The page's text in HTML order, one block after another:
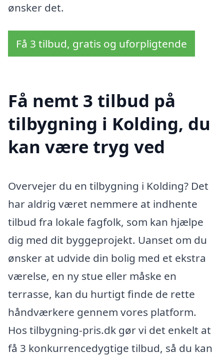
ønsker det.
Få 3 tilbud, gratis og uforpligtende
Få nemt 3 tilbud på
tilbygning i Kolding, du
kan være tryg ved
Overvejer du en tilbygning i Kolding? Det
har aldrig været nemmere at indhente
tilbud fra lokale fagfolk, som kan hjælpe
dig med dit byggeprojekt. Uanset om du
ønsker at udvide din bolig med et ekstra
værelse, en ny stue eller måske en
terrasse, kan du hurtigt finde de rette
håndværkere gennem vores platform.
Hos tilbygning-pris.dk gør vi det enkelt at
få 3 konkurrencedygtige tilbud, så du kan